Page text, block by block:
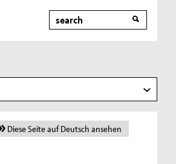
Search
Diese Seite auf Deutsch ansehen